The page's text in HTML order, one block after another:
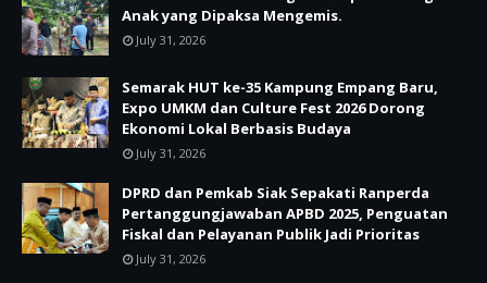
Anak yang Dipaksa Mengemis.
July 31, 2026
Semarak HUT ke-35 Kampung Empang Baru,
Expo UMKM dan Culture Fest 2026 Dorong
Ekonomi Lokal Berbasis Budaya
July 31, 2026
DPRD dan Pemkab Siak Sepakati Ranperda
Pertanggungjawaban APBD 2025, Penguatan
Fiskal dan Pelayanan Publik Jadi Prioritas
July 31, 2026